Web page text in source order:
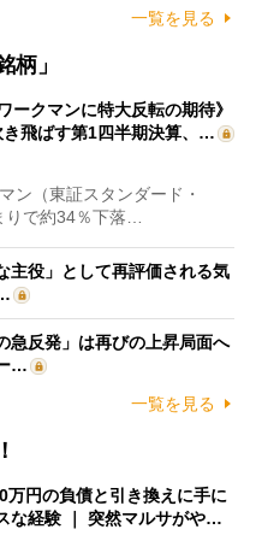
一覧を見る
柄」
ークマンに特大反転の期待》
飛ばす第1四半期決算、…
ン（東証スタンダード・
で約34％下落…
主役」として再評価される気
急反発」は再びの上昇局面へ
…
一覧を見る
万円の負債と引き換えに手に
な経験 ｜ 突然マルサがや…